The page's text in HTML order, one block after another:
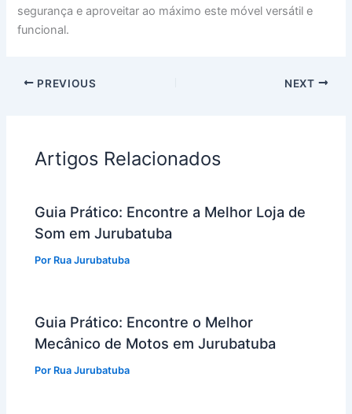
segurança e aproveitar ao máximo este móvel versátil e
funcional.
PREVIOUS NEXT
Artigos Relacionados
Guia Prático: Encontre a Melhor Loja de
Som em Jurubatuba
Por Rua Jurubatuba
Guia Prático: Encontre o Melhor
Mecânico de Motos em Jurubatuba
Por Rua Jurubatuba